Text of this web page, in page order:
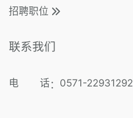
招聘职位
联系我们
电 话 ： 0571-22931292